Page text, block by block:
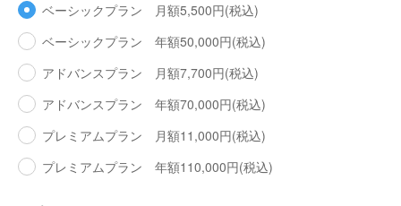
ベーシックプラン 月額5,500円(税込)
ベーシックプラン 年額50,000円(税込)
アドバンスプラン 月額7,700円(税込)
アドバンスプラン 年額70,000円(税込)
プレミアムプラン 月額11,000円(税込)
プレミアムプラン 年額110,000円(税込)